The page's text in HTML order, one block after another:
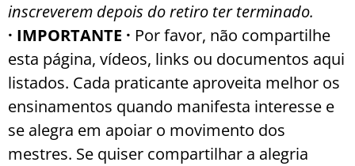
inscreverem depois do retiro ter terminado.
· IMPORTANTE · Por favor, não compartilhe
esta página, vídeos, links ou documentos aqui
listados. Cada praticante aproveita melhor os
ensinamentos quando manifesta interesse e
se alegra em apoiar o movimento dos
mestres. Se quiser compartilhar a alegria